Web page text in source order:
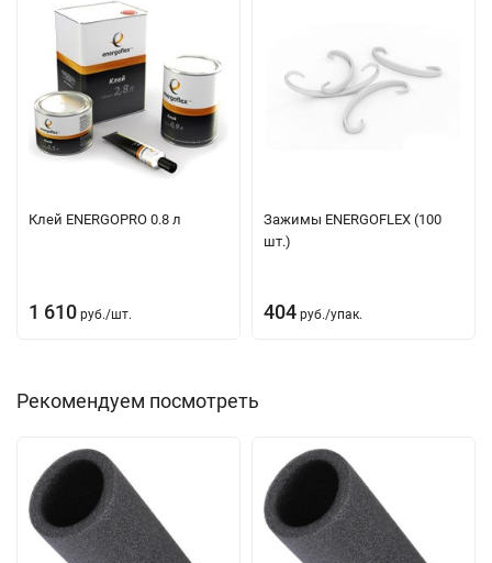
Клей ENERGOPRO 0.8 л
1 610 руб./шт.
Зажимы ENERGOFLEX (100
шт.)
404 руб./упак.
Рекомендуем посмотреть